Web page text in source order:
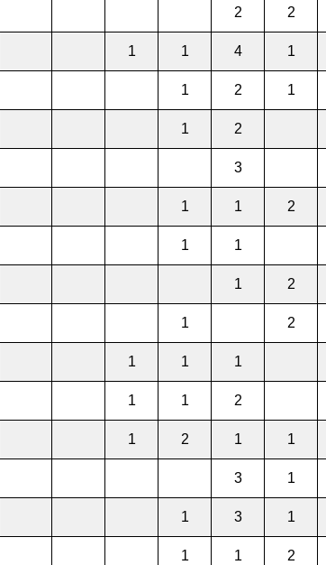
2 2
1 1 4 1
1 2 1
1 2
3
1 1 2
1 1
1 2
1 2
1 1 1
1 1 2
1 2 1 1
3 1
1 3 1
1 1 2